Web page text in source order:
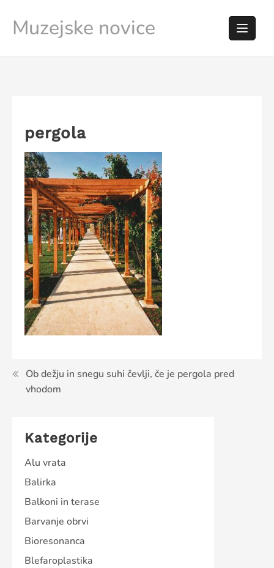
content
Muzejske novice
pergola
Navigacija
prispevka
Ob dežju in snegu suhi čevlji, če je pergola pred
vhodom
Kategorije
Alu vrata
Balirka
Balkoni in terase
Barvanje obrvi
Bioresonanca
Blefaroplastika